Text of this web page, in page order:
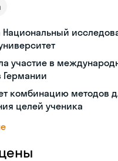
Национальный
участие в
Германии
комбинацию методов
целей ученика